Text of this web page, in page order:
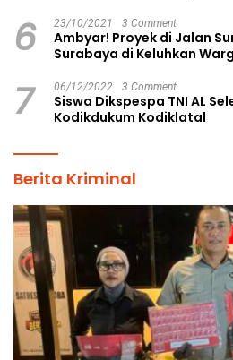
6 23/10/2021 3 Comment
Ambyar! Proyek di Jalan
Surabaya di Keluhkan
7 06/12/2022 3 Comment
Siswa Dikspespa TNI AL
Kodikdukum Kodiklatal
Berita Kriminal